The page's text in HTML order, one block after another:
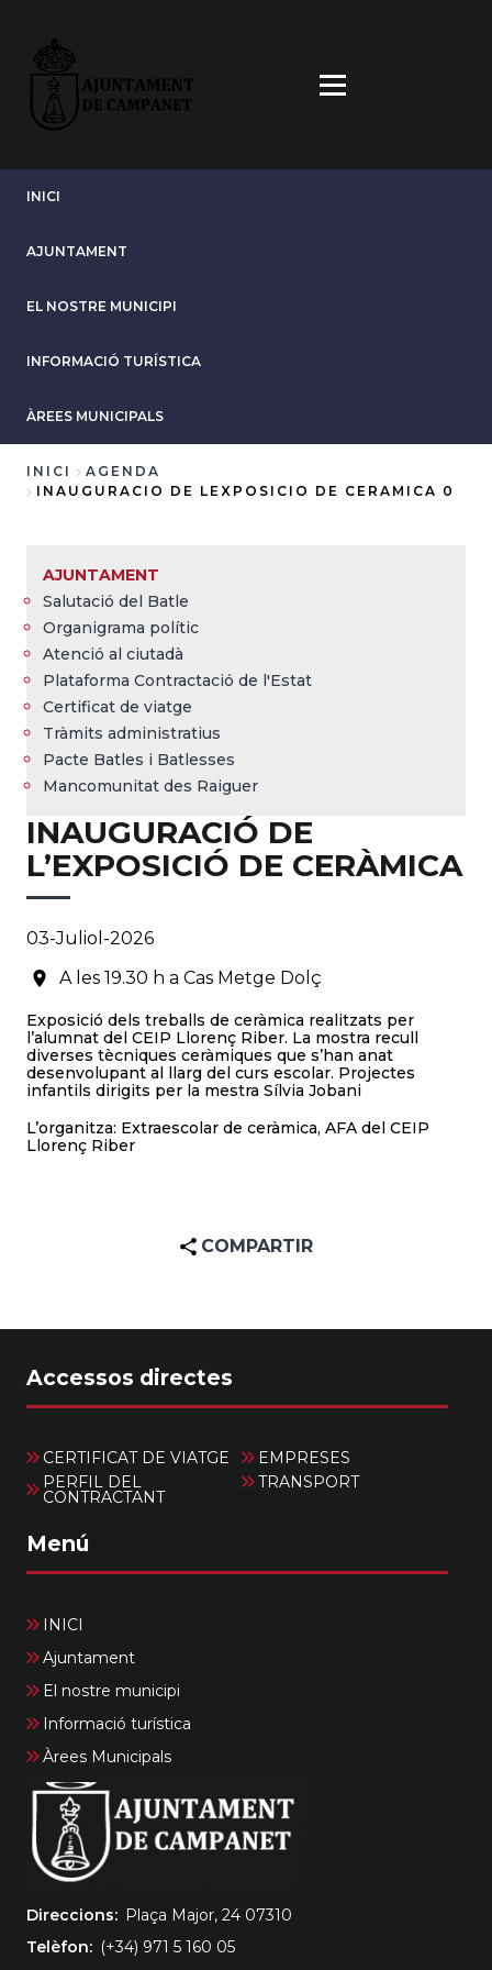
contingut
INICI
AJUNTAMENT
EL NOSTRE MUNICIPI
INFORMACIÓ TURÍSTICA
ÀREES MUNICIPALS
INICI
AGENDA
INAUGURACIO DE LEXPOSICIO DE CERAMICA 0
AJUNTAMENT
Salutació del Batle
Organigrama polític
Atenció al ciutadà
Plataforma Contractació de l'Estat
Certificat de viatge
Tràmits administratius
Pacte Batles i Batlesses
Mancomunitat des Raiguer
INAUGURACIÓ DE
L’EXPOSICIÓ DE CERÀMICA
03-Juliol-2026
A les 19.30 h a Cas Metge Dolç
Exposició dels treballs de ceràmica realitzats per
l’alumnat del CEIP Llorenç Riber. La mostra recull
diverses tècniques ceràmiques que s’han anat
desenvolupant al llarg del curs escolar. Projectes
infantils dirigits per la mestra Sílvia Jobani
L’organitza: Extraescolar de ceràmica, AFA del CEIP
Llorenç Riber
COMPARTIR
Accessos directes
CERTIFICAT DE VIATGE
EMPRESES
PERFIL DEL
CONTRACTANT
TRANSPORT
Menú
INICI
Ajuntament
El nostre municipi
Informació turística
Àrees Municipals
Direccions
Plaça Major, 24 07310
Telèfon
(+34) 971 5 160 05